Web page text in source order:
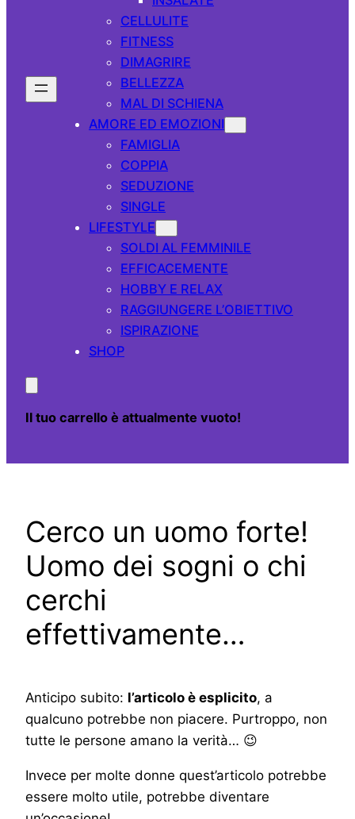
CELLULITE
FITNESS
DIMAGRIRE
BELLEZZA
MAL DI SCHIENA
AMORE ED EMOZIONI
FAMIGLIA
COPPIA
SEDUZIONE
SINGLE
LIFESTYLE
SOLDI AL FEMMINILE
EFFICACEMENTE
HOBBY E RELAX
RAGGIUNGERE L’OBIETTIVO
ISPIRAZIONE
SHOP
Il tuo carrello è attualmente vuoto!
Cerco un uomo forte!
Uomo dei sogni o chi
cerchi
effettivamente…
Anticipo subito: l’articolo è esplicito, a
qualcuno potrebbe non piacere. Purtroppo, non
tutte le persone amano la verità… 😉
Invece per molte donne quest’articolo potrebbe
essere molto utile, potrebbe diventare